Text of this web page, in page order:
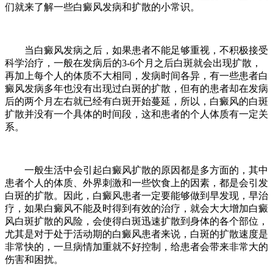
们就来了解一些白癜风发病和扩散的小常识。
当白癜风发病之后，如果患者不能足够重视，不积极接受
科学治疗，一般在发病后的3-6个月之后白斑就会出现扩散，
再加上每个人的体质不大相同，发病时间各异，有一些患者白
癜风发病多年也没有出现过白斑的扩散，但有的患者却在发病
后的两个月左右就已经有白斑开始蔓延，所以，白癜风的白斑
扩散并没有一个具体的时间段，这和患者的个人体质有一定关
系。
一般生活中会引起白癜风扩散的原因都是多方面的，其中
患者个人的体质、外界刺激和一些饮食上的因素，都是会引发
白斑的扩散。因此，白癜风患者一定要能够做到早发现，早治
疗，如果白癜风不能及时得到有效的治疗，就会大大增加白癜
风白斑扩散的风险，会使得白斑迅速扩散到身体的各个部位，
尤其是对于处于活动期的白癜风患者来说，白斑的扩散速度是
非常快的，一旦病情加重就不好控制，给患者会带来非常大的
伤害和困扰。